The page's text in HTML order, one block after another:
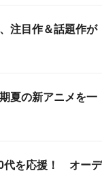
注目作＆話題作が
夏の新アニメを一
代を応援！ オーデ